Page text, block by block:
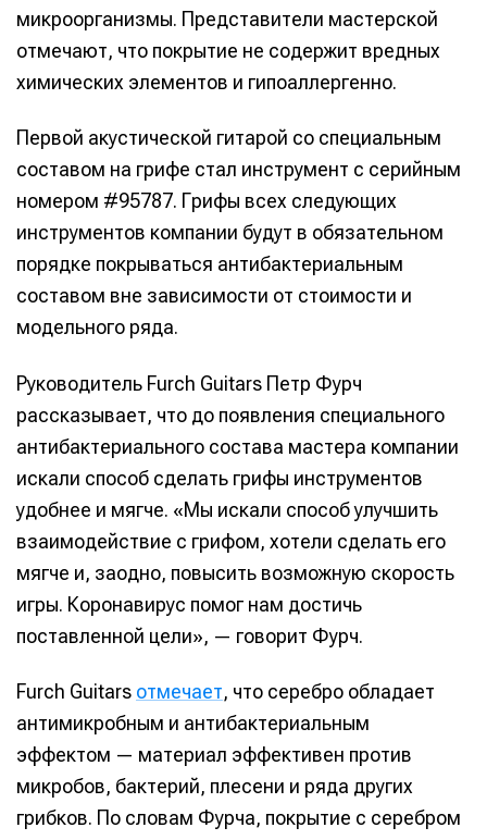
микроорганизмы. Представители мастерской
отмечают, что покрытие не содержит вредных
химических элементов и гипоаллергенно.
Первой акустической гитарой со специальным
составом на грифе стал инструмент с серийным
номером #95787. Грифы всех следующих
инструментов компании будут в обязательном
порядке покрываться антибактериальным
составом вне зависимости от стоимости и
модельного ряда.
Руководитель Furch Guitars Петр Фурч
рассказывает, что до появления специального
антибактериального состава мастера компании
искали способ сделать грифы инструментов
удобнее и мягче. «Мы искали способ улучшить
взаимодействие с грифом, хотели сделать его
мягче и, заодно, повысить возможную скорость
игры. Коронавирус помог нам достичь
поставленной цели», — говорит Фурч.
Furch Guitars отмечает, что серебро обладает
антимикробным и антибактериальным
эффектом — материал эффективен против
микробов, бактерий, плесени и ряда других
грибков. По словам Фурча, покрытие с серебром